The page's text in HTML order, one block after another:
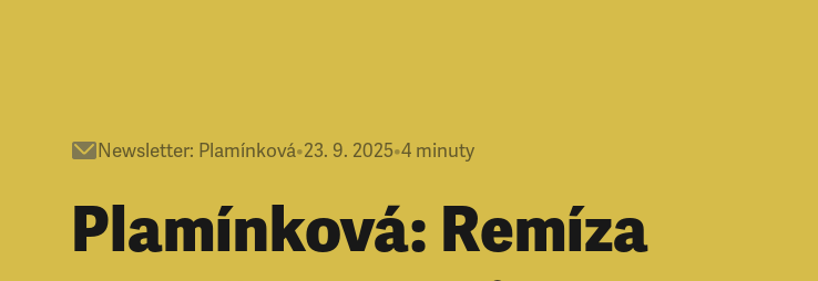
Newsletter: Plamínková•23. 9. 2025•4 minuty
Plamínková: Remíza